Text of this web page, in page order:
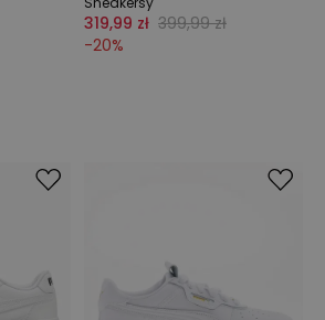
319,99 zł 399,99 zł
-20%